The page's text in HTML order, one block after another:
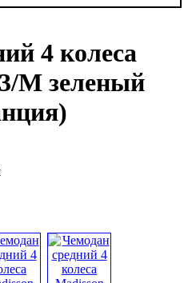
4 колеса
M зеленый